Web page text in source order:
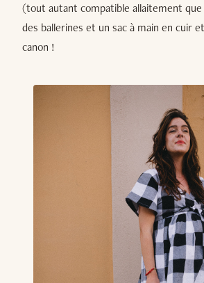
(tout autant compatible allaitement que
des ballerines et un sac à main en cuir
canon !